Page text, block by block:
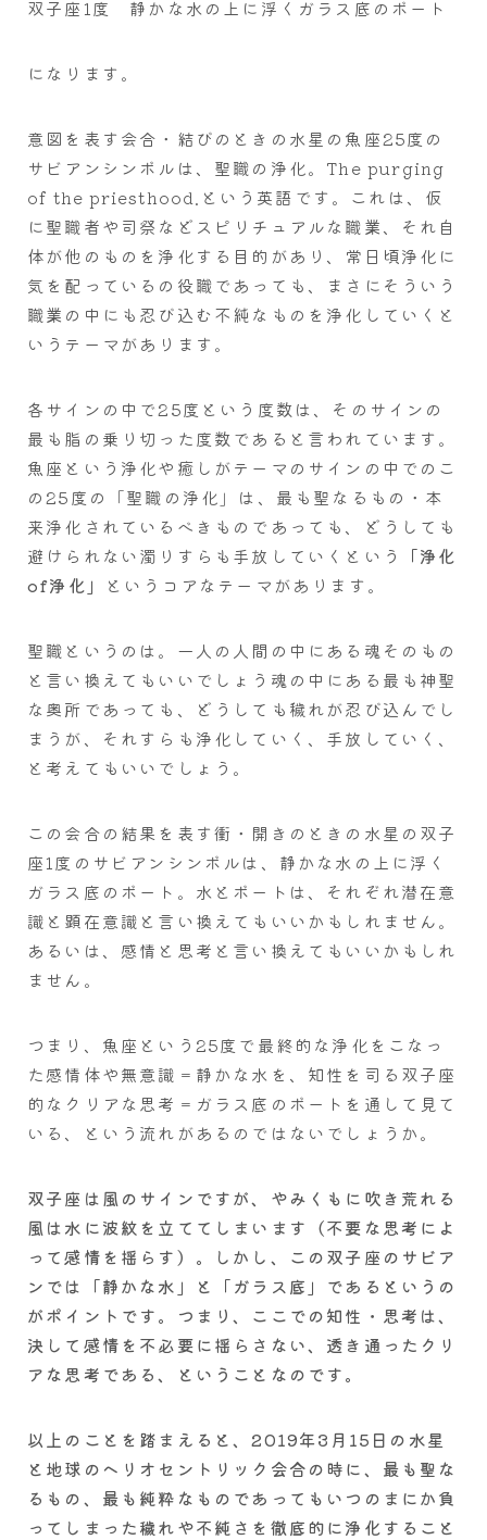
双子座1度 静かな水の上に浮くガラス底のボート
になります。
意図を表す会合・結びのときの水星の魚座25度の
サビアンシンボルは、聖職の浄化。The purging
of the priesthood.という英語です。これは、仮
に聖職者や司祭などスピリチュアルな職業、それ自
体が他のものを浄化する目的があり、常日頃浄化に
気を配っているの役職であっても、まさにそういう
職業の中にも忍び込む不純なものを浄化していくと
いうテーマがあります。
各サインの中で25度という度数は、そのサインの
最も脂の乗り切った度数であると言われています。
魚座という浄化や癒しがテーマのサインの中でのこ
の25度の「聖職の浄化」は、最も聖なるもの・本
来浄化されているべきものであっても、どうしても
避けられない濁りすらも手放していくという
「浄化
of浄化」
というコアなテーマがあります。
聖職というのは。一人の人間の中にある魂そのもの
と言い換えてもいいでしょう魂の中にある最も神聖
な奥所であっても、どうしても穢れが忍び込んでし
まうが、それすらも浄化していく、手放していく、
と考えてもいいでしょう。
この会合の結果を表す衝・開きのときの水星の双子
座1度のサビアンシンボルは、静かな水の上に浮く
ガラス底のボート。水とボートは、それぞれ潜在意
識と顕在意識と言い換えてもいいかもしれません。
あるいは、感情と思考と言い換えてもいいかもしれ
ません。
つまり、魚座という25度で最終的な浄化をこなっ
た感情体や無意識＝静かな水を、知性を司る双子座
的なクリアな思考＝ガラス底のボートを通して見て
いる、という流れがあるのではないでしょうか。
双子座は風のサインですが、やみくもに吹き荒れる
風は水に波紋を立ててしまいます（不要な思考によ
って感情を揺らす）。しかし、この双子座のサビア
ンでは「静かな水」と「ガラス底」であるというの
がポイントです。つまり、ここでの知性・思考は、
決して感情を不必要に揺らさない、透き通ったクリ
アな思考である、ということなのです。
以上のことを踏まえると、2019年3月15日の水星
と地球のヘリオセントリック会合の時に、最も聖な
るもの、最も純粋なものであってもいつのまにか負
ってしまった穢れや不純さを徹底的に浄化すること